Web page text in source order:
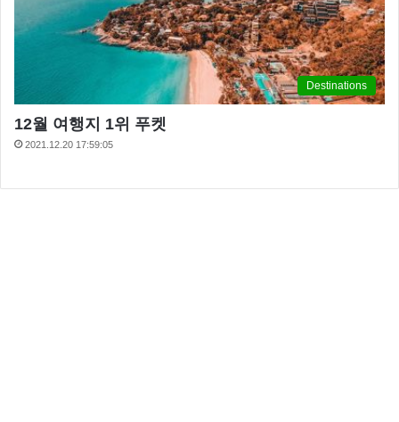
Destinations
12월 여행지 1위 푸켓
2021.12.20 17:59:05